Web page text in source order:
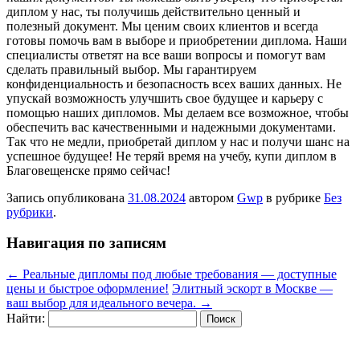
диплом у нас, ты получишь действительно ценный и
полезный документ. Мы ценим своих клиентов и всегда
готовы помочь вам в выборе и приобретении диплома. Наши
специалисты ответят на все ваши вопросы и помогут вам
сделать правильный выбор. Мы гарантируем
конфиденциальность и безопасность всех ваших данных. Не
упускай возможность улучшить свое будущее и карьеру с
помощью наших дипломов. Мы делаем все возможное, чтобы
обеспечить вас качественными и надежными документами.
Так что не медли, приобретай диплом у нас и получи шанс на
успешное будущее! Не теряй время на учебу, купи диплом в
Благовещенске прямо сейчас!
Запись опубликована 31.08.2024 автором Gwp в рубрике Без
рубрики.
Навигация по записям
← Реальные дипломы под любые требования — доступные
цены и быстрое оформление! Элитный эскорт в Москве —
ваш выбор для идеального вечера. →
Найти: